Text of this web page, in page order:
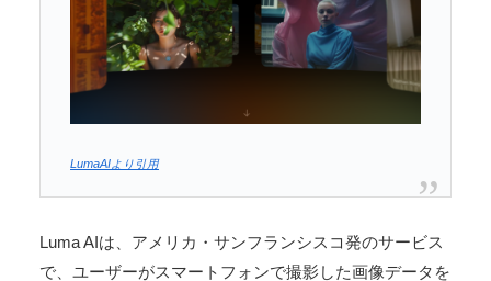
LumaAIより引用
Luma AIは、アメリカ・サンフランシスコ発のサービス
で、ユーザーがスマートフォンで撮影した画像データを